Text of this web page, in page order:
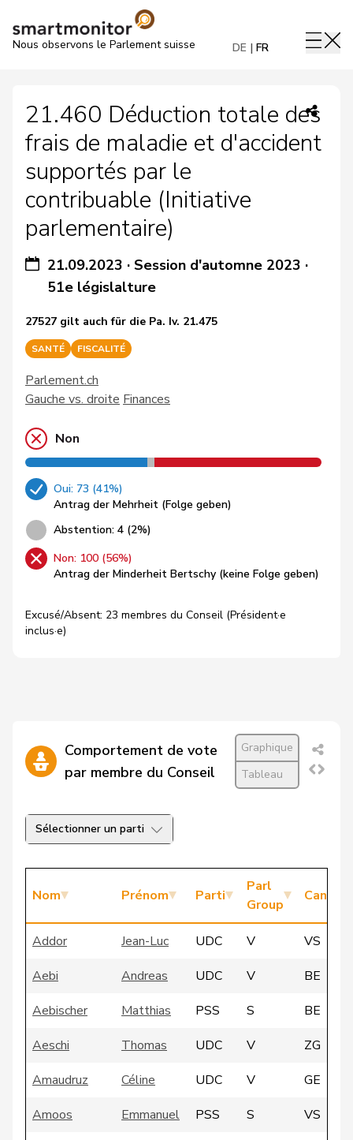
Nous observons le Parlement suisse DE FR
21.460 Déduction totale des
frais de maladie et d'accident
supportés par le
contribuable (Initiative
parlementaire)
21.09.2023 · Session d'automne 2023 ·
51e législalture
27527 gilt auch für die Pa. Iv. 21.475
SANTÉ FISCALITÉ
Parlement.ch
Gauche vs. droite Finances
Non
Oui: 73 (41%)
Antrag der Mehrheit (Folge geben)
Abstention: 4 (2%)
Non: 100 (56%)
Antrag der Minderheit Bertschy (keine Folge geben)
Excusé/Absent: 23 membres du Conseil (Président·e
inclus·e)
Comportement de vote
par membre du Conseil
Graphique
Tableau
Sélectionner un parti
Nom Prénom Parti
Parl
Group
Canton
Addor Jean-Luc UDC V
VS
Aebi
Andreas UDC V
BE
Aebischer
Matthias PSS S
BE
Aeschi
Thomas UDC V
ZG
Amaudruz
Céline UDC V
GE
Amoos
Emmanuel PSS S VS